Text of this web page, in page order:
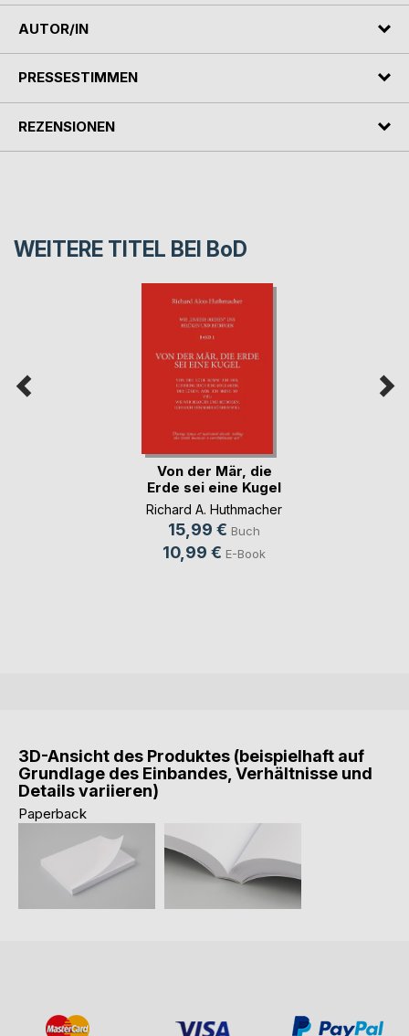
AUTOR/IN
PRESSESTIMMEN
REZENSIONEN
WEITERE TITEL BEI BoD
Von der Mär, die
Erde sei eine Kugel
Richard A. Huthmacher
15,99 € Buch
10,99 € E-Book
3D-Ansicht des Produktes (beispielhaft auf
Grundlage des Einbandes, Verhältnisse und
Details variieren)
Paperback